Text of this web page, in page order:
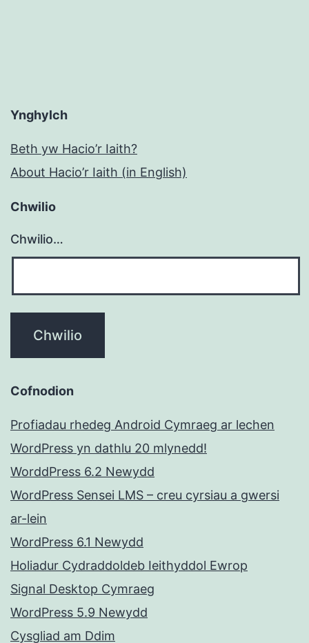
Ynghylch
Beth yw Hacio’r Iaith?
About Hacio’r Iaith (in English)
Chwilio
Chwilio…
Cofnodion
Profiadau rhedeg Android Cymraeg ar lechen
WordPress yn dathlu 20 mlynedd!
WorddPress 6.2 Newydd
WordPress Sensei LMS – creu cyrsiau a gwersi
ar-lein
WordPress 6.1 Newydd
Holiadur Cydraddoldeb Ieithyddol Ewrop
Signal Desktop Cymraeg
WordPress 5.9 Newydd
Cysgliad am Ddim